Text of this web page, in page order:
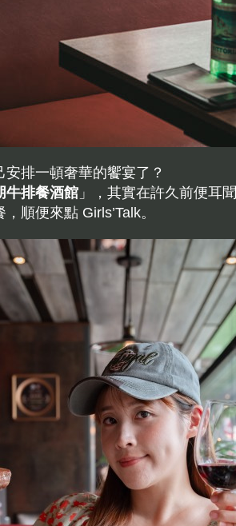
排一頓奢華的饗宴了？
牛排餐酒館 」，其實在許久前便耳聞
順便來點 Girls’Talk。